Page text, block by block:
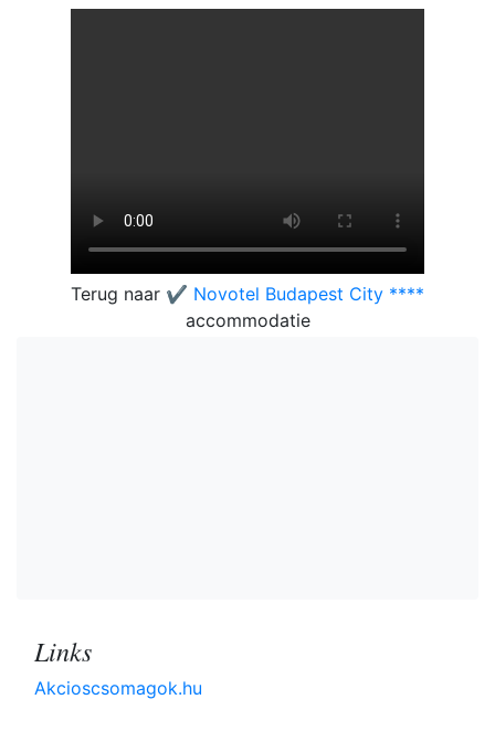
Terug naar ✔️ Novotel Budapest City ****
accommodatie
Links
Akcioscsomagok.hu